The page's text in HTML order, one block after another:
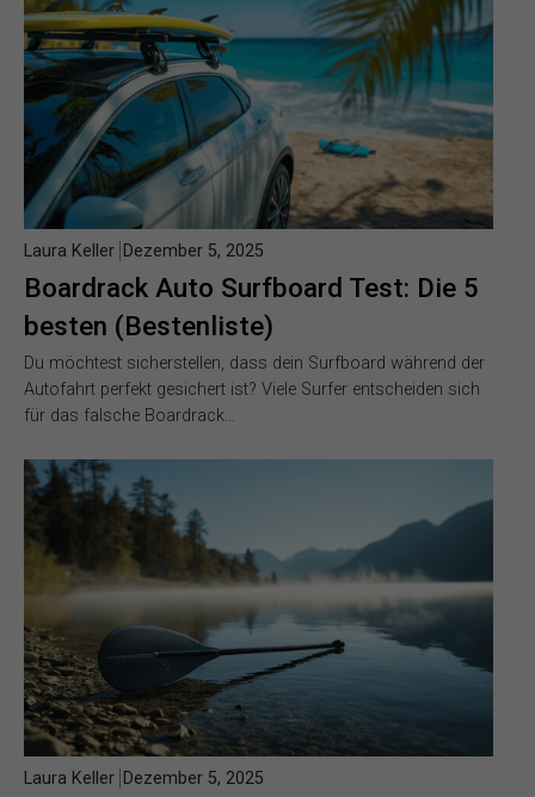
Boardrack Auto Surfboard Test: Die 5
besten (Bestenliste)
Laura Keller Dezember 5, 2025
Du möchtest sicherstellen, dass dein Surfboard während der
Autofahrt perfekt gesichert ist? Viele Surfer entscheiden sich
für das falsche Boardrack…
Laura Keller Dezember 5, 2025